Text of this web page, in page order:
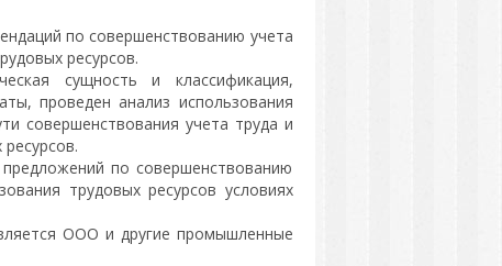
по совершенствованию учета
ресурсов.
сущность и классификация,
проведен анализ использования
совершенствования учета труда и
по совершенствованию
трудовых ресурсов условиях
ООО и другие промышленные